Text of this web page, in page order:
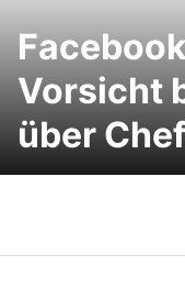
Vorsicht
über